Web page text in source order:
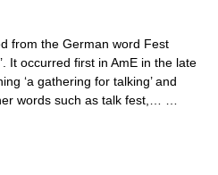
from the German word Fest
It occurred first in AmE in the late
‘a gathering for talking’ and
words such as talk fest,… …